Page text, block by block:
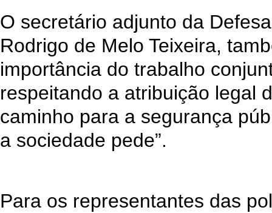
O secretário adjunto da
Rodrigo de Melo Teixeira,
importância do trabalho
respeitando a atribuição legal
caminho para a segurança
a sociedade pede”.
Para os representantes das